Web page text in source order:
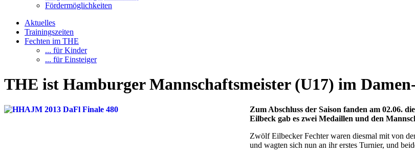
Fördermöglichkeiten
Aktuelles
Trainingszeiten
Fechten im THE
... für Kinder
... für Einsteiger
THE ist Hamburger Mannschaftsmeister (U17) im
Zum Abschluss der Saison fanden am 02.06.
Eilbeck gab es zwei Medaillen und den
Zwölf Eilbecker Fechter waren diesmal mit von
und wagten sich nun an ihr erstes Turnier, und